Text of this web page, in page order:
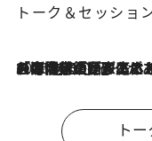
トーク＆セッショ
2026.8.3
「今後値上げがあるとすれば…」「リスクがあるのは今年の冬」エネルギー専門家が語る、ホルムズ海峡封鎖が家庭にもたらす“ある心配”
ト